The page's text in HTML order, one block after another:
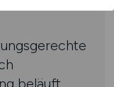
beläuft